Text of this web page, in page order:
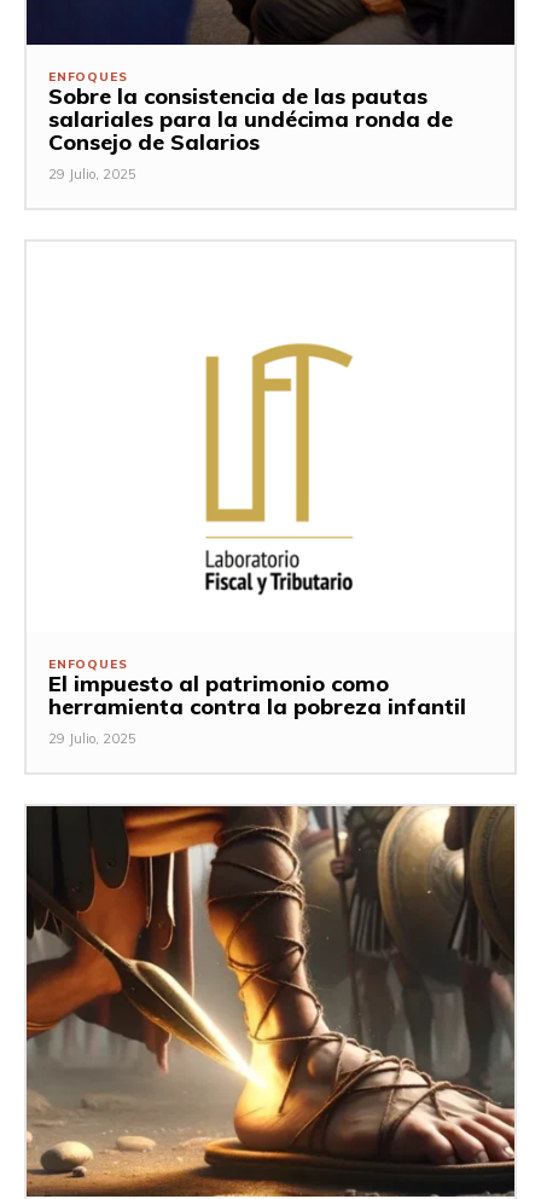
ENFOQUES
Sobre la consistencia de las pautas
salariales para la undécima ronda de
Consejo de Salarios
29 Julio, 2025
ENFOQUES
El impuesto al patrimonio como
herramienta contra la pobreza infantil
29 Julio, 2025